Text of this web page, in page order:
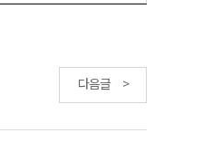
다음글 >